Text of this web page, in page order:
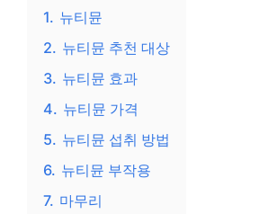
1. 뉴티뮨
2. 뉴티뮨 추천 대상
3. 뉴티뮨 효과
4. 뉴티뮨 가격
5. 뉴티뮨 섭취 방법
6. 뉴티뮨 부작용
7. 마무리